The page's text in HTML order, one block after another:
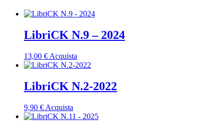
LibriCK N.9 – 2024
13,00 € Acquista
LibriCK N.2-2022
9,90 € Acquista